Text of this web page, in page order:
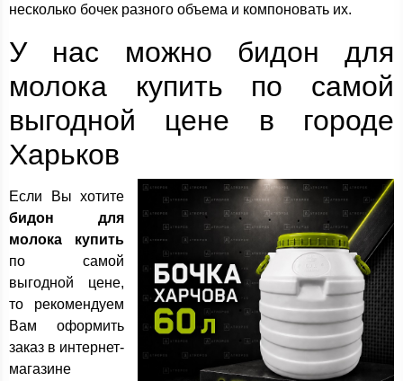
несколько бочек разного объема и компоновать их.
У нас можно бидон для
молока купить по самой
выгодной цене в городе
Харьков
Если Вы хотите
бидон для
молока купить
по самой
выгодной цене,
то рекомендуем
Вам оформить
заказ в интернет-
магазине